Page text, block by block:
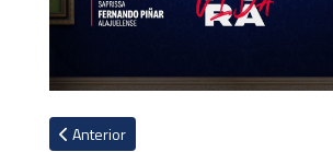
Artículo anterior: Isaac Badilla ya conoce
Anterior